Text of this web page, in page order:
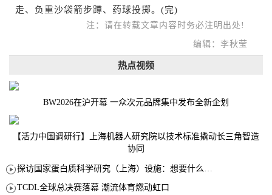
走、负重沙袋箭步蹲、药球投掷。(完)
注：请在转载文章内容时务必注明出处!
编辑：李秋莹
热点视频
BW2026在沪开幕 一众次元品牌集中发布全新企划
【活力中国调研行】上海机器人研究院以技术标准撬动长三角智造
协同
TCDL全球总决赛落幕 潮流体育燃动虹口